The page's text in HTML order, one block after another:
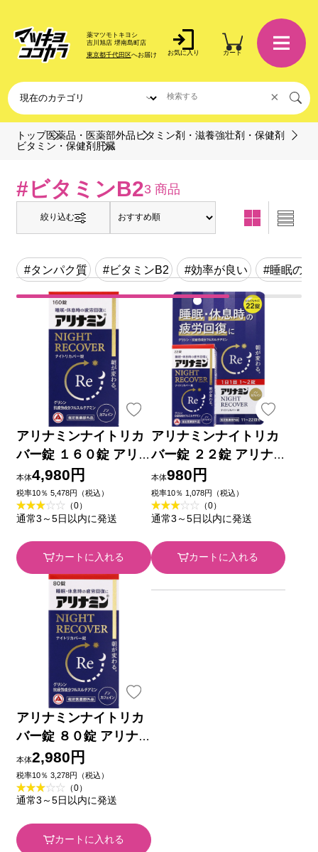
薬マツモトキヨシ
吉川旭店 堺南島町店
東京都千代田区へお届け お気に入り カート
×
トップ医薬品・医薬部外品 ビタミン剤・滋養強壮剤・保健剤
ビタミン・保健剤 肝臓
#ビタミンB23 商品
絞り込む
#タンパク質 #ビタミンB2 #効率が良い #睡眠の質
アリナミンナイトリカ
バー錠 １６０錠 アリ
ナミン製薬 (指定医薬
部外品)
本体4,980円
税率10％ 5,478円（税込）
（0）
通常3～5日以内に発送
カートに入れる
アリナミンナイトリカ
バー錠 ２２錠 アリナ
ミン製薬 (指定医薬部
外品)
本体980円
税率10％ 1,078円（税込）
（0）
通常3～5日以内に発送
カートに入れる
アリナミンナイトリカ
バー錠 ８０錠 アリナ
ミン製薬 (指定医薬部
外品)
本体2,980円
税率10％ 3,278円（税込）
（0）
通常3～5日以内に発送
カートに入れる